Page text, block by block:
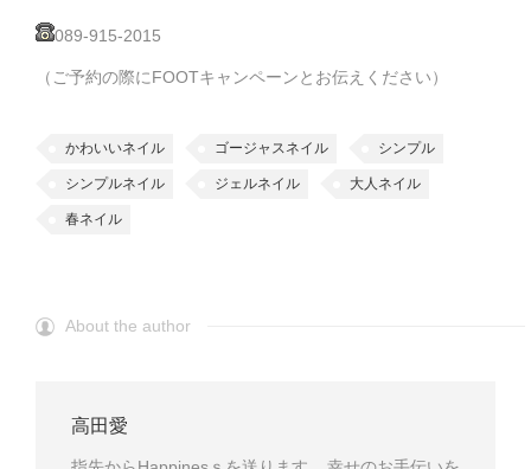
089-915-2015
（ご予約の際にFOOTキャンペーンとお伝えください）
かわいいネイル ゴージャスネイル シンプル
シンプルネイル ジェルネイル 大人ネイル
春ネイル
About the author
高田愛